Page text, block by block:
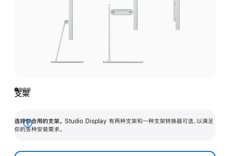
支架
选择你合用的支架。 Studio Display 有两种支架和一种支架转换器可选，以满足
你的各种安装需求。
展